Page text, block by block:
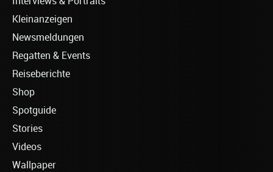
Kleinanzeigen
Newsmeldungen
Regatten & Events
Reiseberichte
Shop
Spotguide
Stories
Videos
Wallpaper